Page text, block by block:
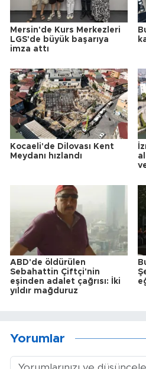
Mersin'de Kurs Merkezleri
LGS'de büyük başarıya
imza attı
Kocaeli'de Dilovası Kent
Meydanı hızlandı
ABD'de öldürülen
Sebahattin Çiftçi'nin
eşinden adalet çağrısı: İki
yıldır mağduruz
Yorumlar